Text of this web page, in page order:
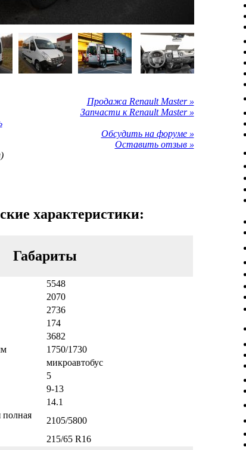
Продажа Renault Master »
Запчасти к Renault Master »
Обсудить на форуме »
Оставить отзыв »
характеристики:
Габариты
5548
2070
2736
174
3682
1750/1730
микроавтобус
5
9-13
14.1
полная
2105/5800
215/65 R16